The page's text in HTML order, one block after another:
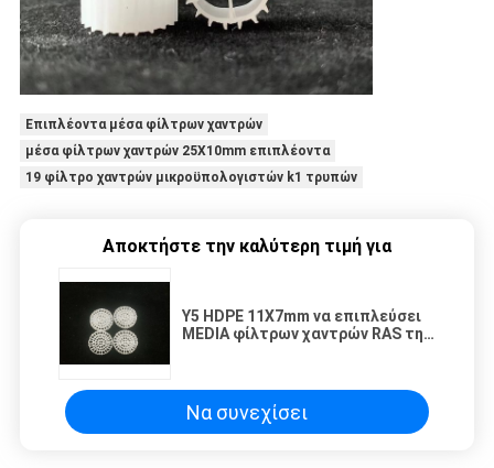
Επιπλέοντα μέσα φίλτρων χαντρών
μέσα φίλτρων χαντρών 25X10mm επιπλέοντα
19 φίλτρο χαντρών μικροϋπολογιστών k1 τρυπών
Αποκτήστε την καλύτερη τιμή για
Y5 HDPE 11X7mm να επιπλεύσει
MEDIA φίλτρων χαντρών RAS της
Να συνεχίσει